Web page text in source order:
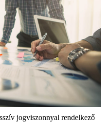
jogviszonnyal rendelkező